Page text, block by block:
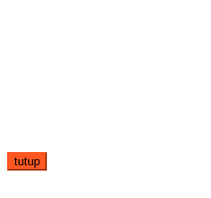
tutup